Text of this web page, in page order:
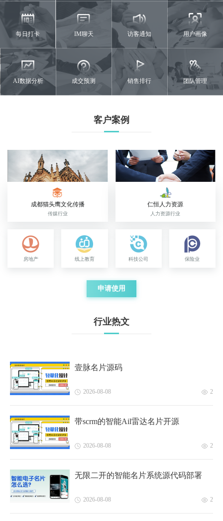
每日打卡 IM聊天 访客通知 用户画像
AI数据分析 成交预测 销售排行 团队管理
客户案例
成都猫头鹰文化传播
传媒行业
仁恒人力资源
人力资源行业
房地产 线上教育 科技公司 保险业
申请使用
行业热文
壹脉名片源码
2026-08-08 2
带scrm的智能Ail雷达名片开源
2026-08-08 2
无限二开的智能名片系统源代码部署
2026-08-08 2